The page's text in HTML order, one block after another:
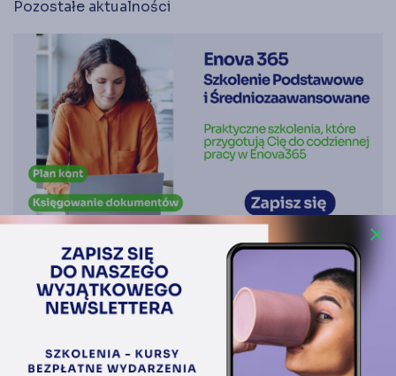
Pozostałe aktualności
29.07.2026
Enova 365 - od pierwszego logowania do
samodzielnej pracy w Enova365
CZYTAJ WIĘCEJ
close